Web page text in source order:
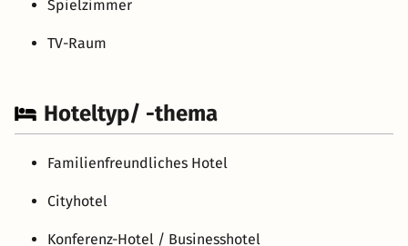
Spielzimmer
TV-Raum
Hoteltyp/ -thema
Familienfreundliches Hotel
Cityhotel
Konferenz-Hotel / Businesshotel